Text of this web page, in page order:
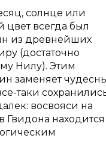
солнце или
цвет всегда был
из древнейших
(достаточно
Нилу). Этим
заменяет
таки
восвояси на
Гвидона находится